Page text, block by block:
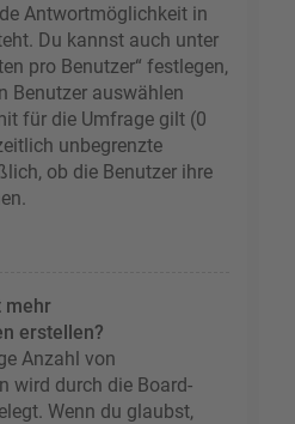
Antwortmöglichkeit in
Du kannst auch unter
pro Benutzer“ festlegen,
Benutzer auswählen
für die Umfrage gilt (0
unbegrenzte
ob die Benutzer ihre
mehr
erstellen?
Anzahl von
wird durch die Board-
Wenn du glaubst,